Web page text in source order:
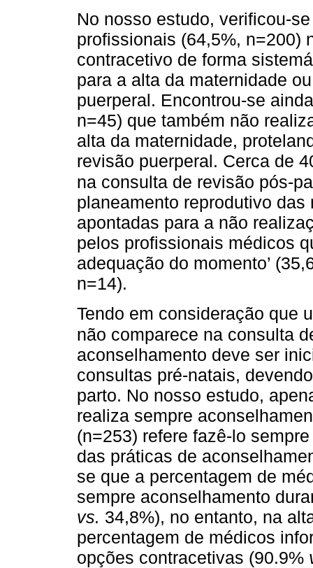
No nosso estudo, verificou-
profissionais (64,5%, n=200)
contracetivo de forma
para a alta da maternidade
puerperal. Encontrou-se
n=45) que também não
alta da maternidade,
revisão puerperal. Cerca de
na consulta de revisão pós-
planeamento reprodutivo
apontadas para a não
pelos profissionais médicos
adequação do momento’
n=14).
Tendo em consideração que
não comparece na consulta
aconselhamento deve ser
consultas pré-natais,
parto. No nosso estudo,
realiza sempre
(n=253) refere fazê-lo
das práticas de
se que a percentagem de
sempre aconselhamento
vs. 34,8%), no entanto, na
percentagem de médicos
opções contracetivas (90.9%